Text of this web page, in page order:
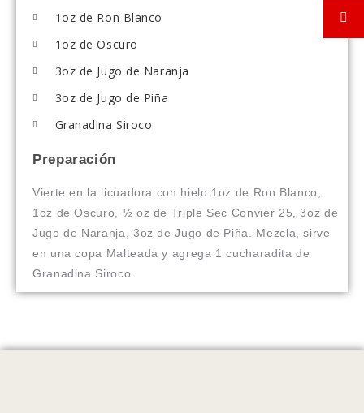
1oz de Ron Blanco
1oz de Oscuro
3oz de Jugo de Naranja
3oz de Jugo de Piña
Granadina Siroco
Preparación
Vierte en la licuadora con hielo 1oz de Ron Blanco,
1oz de Oscuro, ½ oz de Triple Sec Convier 25, 3oz de
Jugo de Naranja, 3oz de Jugo de Piña. Mezcla, sirve
en una copa Malteada y agrega 1 cucharadita de
Granadina Siroco.